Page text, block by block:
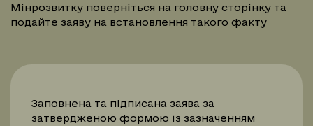
Мінрозвитку поверніться на головну сторінку та
подайте заяву на встановлення такого факту
Заповнена та підписана заява за
затвердженою формою із зазначенням